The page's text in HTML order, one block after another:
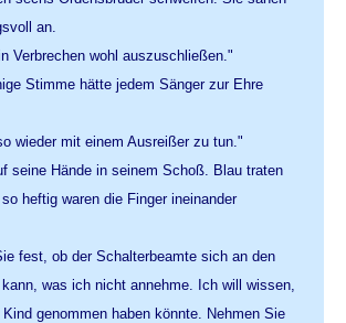
an.
Verbrechen wohl auszuschließen."
Stimme hätte jedem Sänger zur Ehre
wieder mit einem Ausreißer zu tun."
seine Hände in seinem Schoß. Blau traten
heftig waren die Finger ineinander
fest, ob der Schalterbeamte sich an den
kann, was ich nicht annehme. Ich will wissen,
genommen haben könnte. Nehmen Sie